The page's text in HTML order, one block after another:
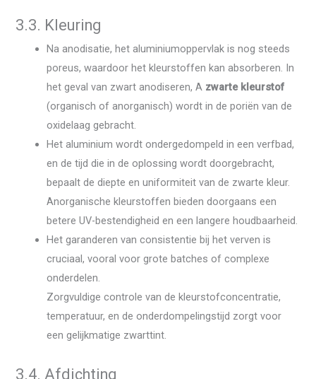
3.3. Kleuring
Na anodisatie, het aluminiumoppervlak is nog steeds
poreus, waardoor het kleurstoffen kan absorberen. In
het geval van zwart anodiseren, A zwarte kleurstof
(organisch of anorganisch) wordt in de poriën van de
oxidelaag gebracht.
Het aluminium wordt ondergedompeld in een verfbad,
en de tijd die in de oplossing wordt doorgebracht,
bepaalt de diepte en uniformiteit van de zwarte kleur.
Anorganische kleurstoffen bieden doorgaans een
betere UV-bestendigheid en een langere houdbaarheid.
Het garanderen van consistentie bij het verven is
cruciaal, vooral voor grote batches of complexe
onderdelen.
Zorgvuldige controle van de kleurstofconcentratie,
temperatuur, en de onderdompelingstijd zorgt voor
een gelijkmatige zwarttint.
3.4. Afdichting